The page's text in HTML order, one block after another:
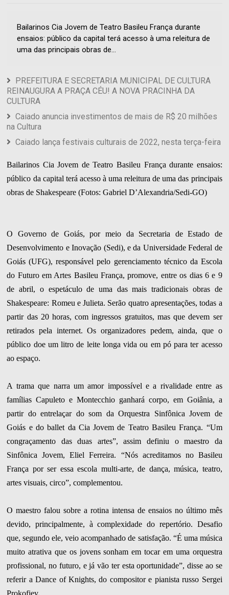
Bailarinos Cia Jovem de Teatro Basileu França durante
ensaios: público da capital terá acesso à uma releitura de
uma das principais obras de...
PREFEITURA E SECRETARIA MUNICIPAL DE CULTURA
REINAUGURA A PRAÇA CÉU! A NOVA PRACINHA DA
CULTURA
Caiado anuncia investimentos de mais de R$ 20 milhões
na Cultura
Caiado lança festivais culturais de 2022, nesta terça-feira
Bailarinos Cia Jovem de Teatro Basileu França durante ensaios:
público da capital terá acesso à uma releitura de uma das principais
obras de Shakespeare (Fotos: Gabriel D’Alexandria/Sedi-GO)
O Governo de Goiás, por meio da Secretaria de Estado de
Desenvolvimento e Inovação (Sedi), e da Universidade Federal de
Goiás (UFG), responsável pelo gerenciamento técnico da Escola
do Futuro em Artes Basileu França, promove, entre os dias 6 e 9
de abril, o espetáculo de uma das mais tradicionais obras de
Shakespeare: Romeu e Julieta. Serão quatro apresentações, todas a
partir das 20 horas, com ingressos gratuitos, mas que devem ser
retirados pela internet. Os organizadores pedem, ainda, que o
público doe um litro de leite longa vida ou em pó para ter acesso
ao espaço.
A trama que narra um amor impossível e a rivalidade entre as
famílias Capuleto e Montecchio ganhará corpo, em Goiânia, a
partir do entrelaçar do som da Orquestra Sinfônica Jovem de
Goiás e do ballet da Cia Jovem de Teatro Basileu França. “Um
congraçamento das duas artes”, assim definiu o maestro da
Sinfônica Jovem, Eliel Ferreira. “Nós acreditamos no Basileu
França por ser essa escola multi-arte, de dança, música, teatro,
artes visuais, circo”, complementou.
O maestro falou sobre a rotina intensa de ensaios no último mês
devido, principalmente, à complexidade do repertório. Desafio
que, segundo ele, veio acompanhado de satisfação. “É uma música
muito atrativa que os jovens sonham em tocar em uma orquestra
profissional, no futuro, e já vão ter esta oportunidade”, disse ao se
referir a Dance of Knights, do compositor e pianista russo Sergei